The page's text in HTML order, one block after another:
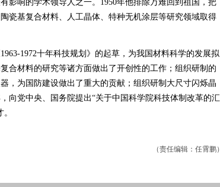
响的学术领导人之一。1950年他排除万难回到祖国，把
瓷基复合材料、人工晶体、特种无机涂层等研究领域取得
1972十年科技规划》的起草，为我国材料科学的发展拟
合材料的研究等诸方面做出了开创性的工作；组织研制的
，为国防建设做出了重大的贡献；组织研制大尺寸闪烁晶
向党中央、国务院提出“关于中国科学院科技体制改革的汇
（责任编辑：任霄鹏）